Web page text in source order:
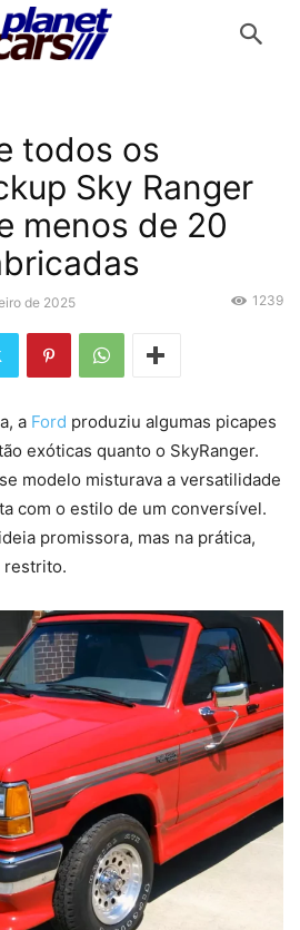
todos os
Sky Ranger
menos de 20
de 2025 1239
a Ford produziu algumas picapes
exóticas quanto o SkyRanger.
modelo misturava a versatilidade
com o estilo de um conversível.
promissora, mas na prática,
restrito.